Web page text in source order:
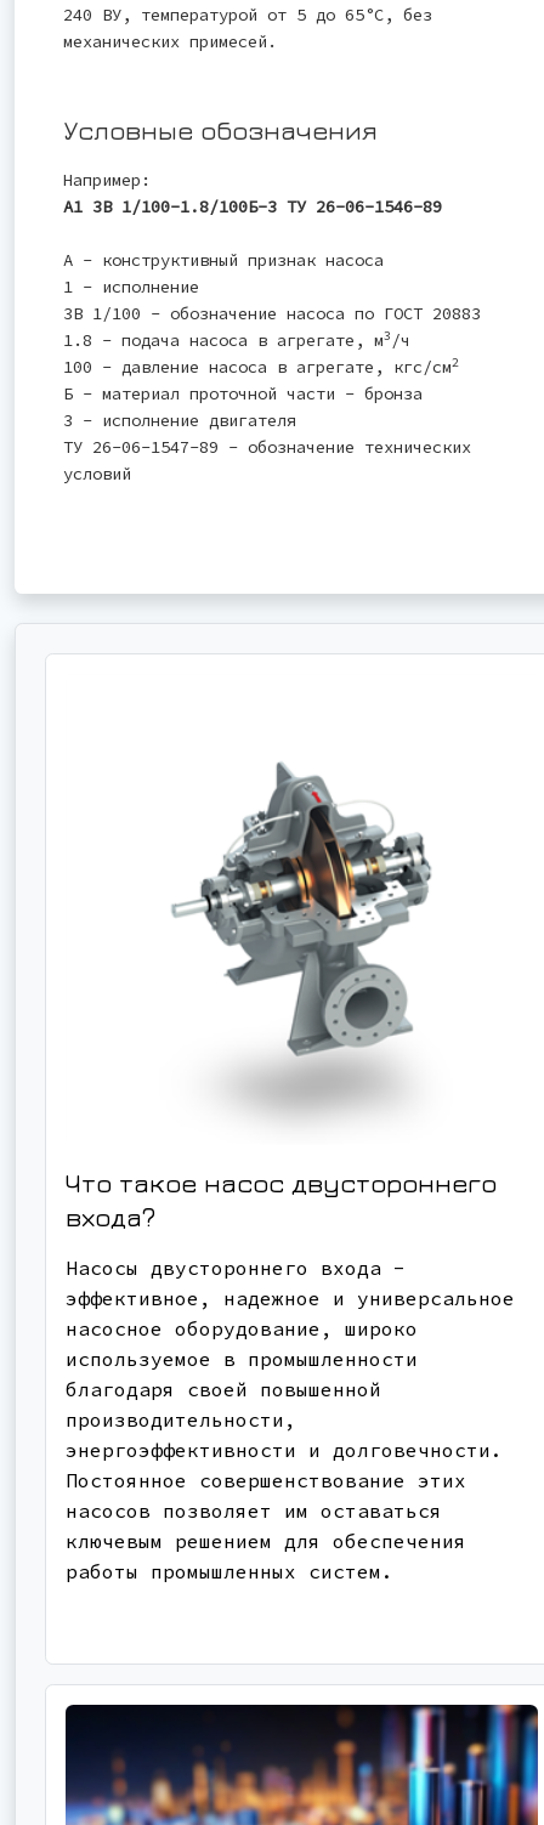
240 ВУ, температурой от 5 до 65°С, без
механических примесей.
Условные обозначения
Например:
А1 3В 1/100-1.8/100Б-3 ТУ 26-06-1546-89
А - конструктивный признак насоса
1 - исполнение
3В 1/100 - обозначение насоса по ГОСТ 20883
1.8 - подача насоса в агрегате, м3 /ч
100 - давление насоса в агрегате, кгс/см2
Б - материал проточной части - бронза
3 - исполнение двигателя
ТУ 26-06-1547-89 - обозначение технических
условий
Что такое насос двустороннего
входа?
Насосы двустороннего входа -
эффективное, надежное и универсальное
насосное оборудование, широко
используемое в промышленности
благодаря своей повышенной
производительности,
энергоэффективности и долговечности.
Постоянное совершенствование этих
насосов позволяет им оставаться
ключевым решением для обеспечения
работы промышленных систем.